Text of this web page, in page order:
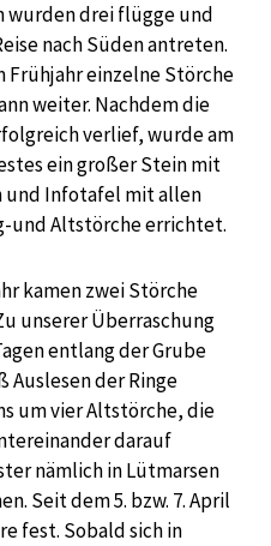
wurden drei flügge und
nach Süden antreten.
Frühjahr einzelne Störche
weiter. Nachdem die
verlief, wurde am
ein großer Stein mit
und Infotafel mit allen
und Altstörche errichtet.
kamen zwei Störche
unserer Überraschung
entlang der Grube
Auslesen der Ringe
um vier Altstörche, die
darauf
nämlich in Lütmarsen
Seit dem 5. bzw. 7. April
fest. Sobald sich in